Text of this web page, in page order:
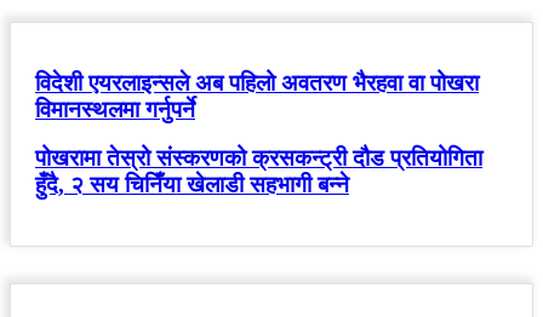
विदेशी एयरलाइन्सले अब पहिलो अवतरण भैरहवा वा पोखरा
विमानस्थलमा गर्नुपर्ने
पोखरामा तेस्रो संस्करणको क्रसकन्ट्री दौड प्रतियोगिता
हुँदै, २ सय चिनिँया खेलाडी सहभागी बन्ने